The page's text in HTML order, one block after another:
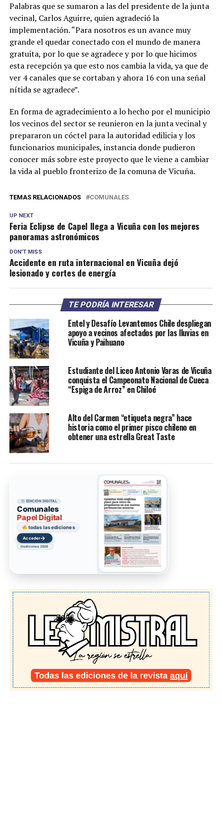
Palabras que se sumaron a las del presidente de la junta
vecinal, Carlos Aguirre, quien agradeció la
implementación. “Para nosotros es un avance muy
grande el quedar conectado con el mundo de manera
gratuita, por lo que se agradece y por lo que hicimos
esta recepción ya que esto nos cambia la vida, ya que de
ver 4 canales que se cortaban y ahora 16 con una señal
nítida se agradece”.
En forma de agradecimiento a lo hecho por el municipio
los vecinos del sector se reunieron en la junta vecinal y
prepararon un cóctel para la autoridad edilicia y los
funcionarios municipales, instancia donde pudieron
conocer más sobre este proyecto que le viene a cambiar
la vida al pueblo fronterizo de la comuna de Vicuña.
TEMAS RELACIONADOS COMUNALES
UP NEXT
Feria Eclipse de Capel llega a Vicuña con los mejores
panoramas astronómicos
DON'T MISS
Accidente en ruta internacional en Vicuña dejó
lesionado y cortes de energía
TE PODRÍA INTERESAR
Entel y Desafío Levantemos Chile despliegan
apoyo a vecinos afectados por las lluvias en
Vicuña y Paihuano
Estudiante del Liceo Antonio Varas de Vicuña
conquista el Campeonato Nacional de Cueca
“Espiga de Arroz” en Chiloé
Alto del Carmen “etiqueta negra” hace
historia como el primer pisco chileno en
obtener una estrella Great Taste
EDICIÓN DIGITAL
Comunales
Papel Digital
todas las ediciones
Acceder→
ediciones 2026